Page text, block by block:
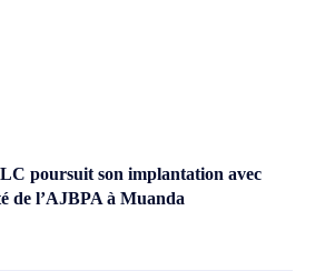
poursuit son implantation avec
de l’AJBPA à Muanda